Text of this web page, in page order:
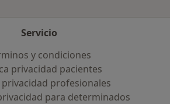
Servicio
y condiciones
privacidad pacientes
profesionales
para determinados